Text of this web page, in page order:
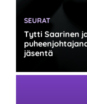
Tytti Saarinen
jäsentä
KATEGORIA:
SEURAT